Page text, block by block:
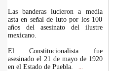
Las banderas lucieron a media
asta en señal de luto por los 100
años del asesinato del ilustre
mexicano.
El Constitucionalista fue
asesinado el 21 de mayo de 1920
en el Estado de Puebla.